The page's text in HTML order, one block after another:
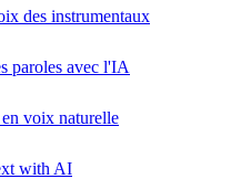
des instrumentaux
paroles avec l'IA
voix naturelle
with AI